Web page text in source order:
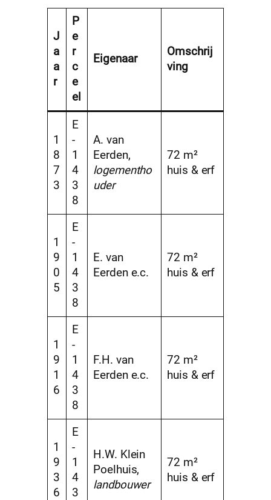
J
a
a
r
P
e
r
c
e
el
Eigenaar
Omschrij
ving
1
8
7
3
E
-
1
4
3
8
A. van
Eerden,
logementho
uder
72 m²
huis & erf
1
9
0
5
E
-
1
4
3
8
E. van
Eerden e.c.
72 m²
huis & erf
1
9
1
6
E
-
1
4
3
8
F.H. van
Eerden e.c.
72 m²
huis & erf
1
9
3
6
E
-
1
4
3
H.W. Klein
Poelhuis,
landbouwer
72 m²
huis & erf